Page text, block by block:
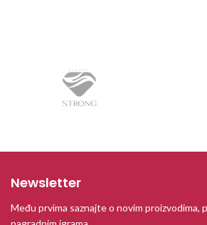
Newsletter
Među prvima saznajte o novim proizvodima,